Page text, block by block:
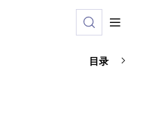
index is
目录